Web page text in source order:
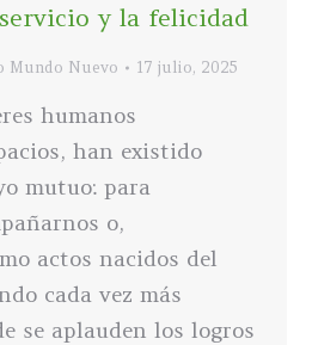
y la felicidad
Mundo Nuevo 17 julio, 2025
humanos
han existido
mutuo: para
o,
actos nacidos del
cada vez más
se aplauden los logros